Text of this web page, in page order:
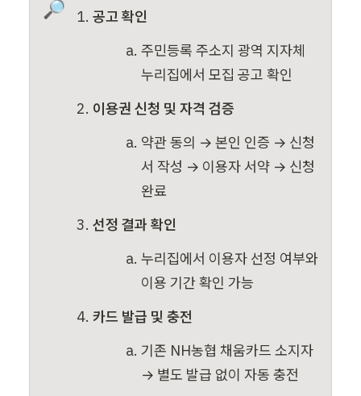
🔎
공고 확인
주민등록 주소지 광역 지자체
누리집에서 모집 공고 확인
이용권 신청 및 자격 검증
약관 동의 → 본인 인증 → 신청
서 작성 → 이용자 서약 → 신청
완료
선정 결과 확인
누리집에서 이용자 선정 여부와
이용 기간 확인 가능
카드 발급 및 충전
기존 NH농협 채움카드 소지자
→ 별도 발급 없이 자동 충전